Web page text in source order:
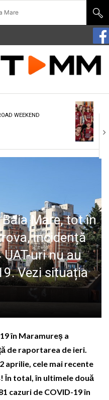
Mare
WEEKEND
Mare, tot în
incidență
uri nu au
Vezi situația
în Maramureș a
de raportarea de ieri.
aprilie, cele mai recente
În total, în ultimele două
cazuri de COVID-19 în